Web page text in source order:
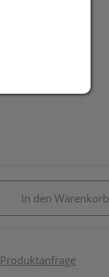
In den Warenkorb
Produktanfrage